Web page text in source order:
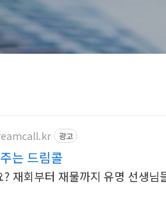
광고
는 드림콜
재회부터 재물까지 유명 선생